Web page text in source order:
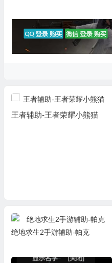
王者辅助-王者荣耀小熊猫
绝地求生2手游辅助-帕克